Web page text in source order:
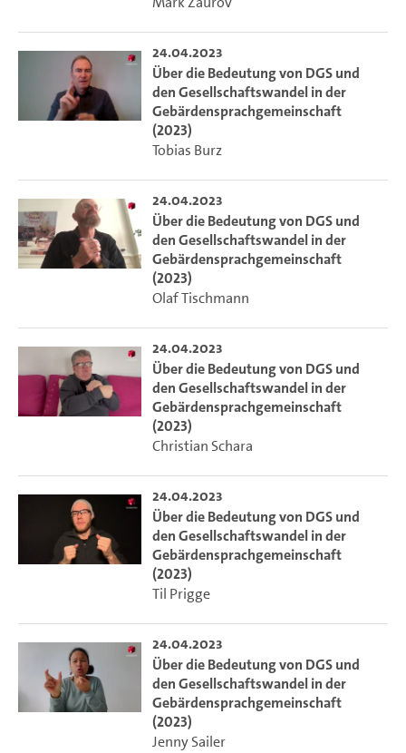
24.04.2023
Über die Bedeutung von DGS und
den Gesellschaftswandel in der
Gebärdensprachgemeinschaft
(2023)
Tobias Burz
24.04.2023
Über die Bedeutung von DGS und
den Gesellschaftswandel in der
Gebärdensprachgemeinschaft
(2023)
Olaf Tischmann
24.04.2023
Über die Bedeutung von DGS und
den Gesellschaftswandel in der
Gebärdensprachgemeinschaft
(2023)
Christian Schara
24.04.2023
Über die Bedeutung von DGS und
den Gesellschaftswandel in der
Gebärdensprachgemeinschaft
(2023)
Til Prigge
24.04.2023
Über die Bedeutung von DGS und
den Gesellschaftswandel in der
Gebärdensprachgemeinschaft
(2023)
Jenny Sailer